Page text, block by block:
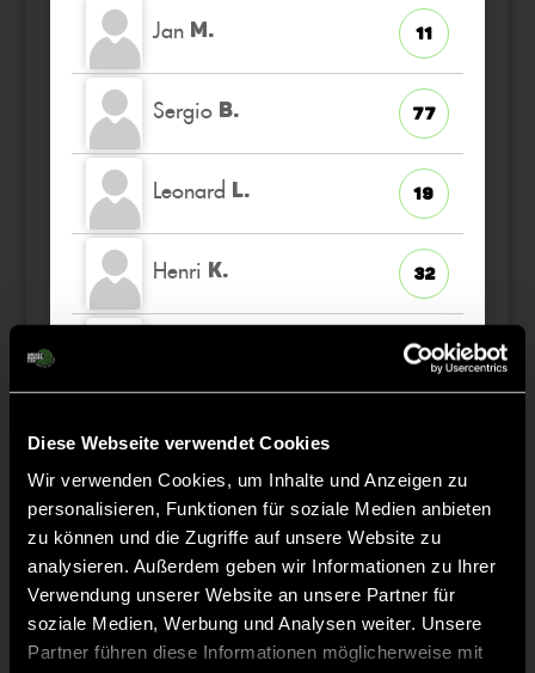
Diese Webseite verwendet Cookies
Wir verwenden Cookies, um Inhalte und Anzeigen zu
personalisieren, Funktionen für soziale Medien anbieten
zu können und die Zugriffe auf unsere Website zu
analysieren. Außerdem geben wir Informationen zu Ihrer
Verwendung unserer Website an unsere Partner für
soziale Medien, Werbung und Analysen weiter. Unsere
Partner führen diese Informationen möglicherweise mit
Jan M. 11
Sergio B. 77
Leonard L. 19
Henri K. 32
34
Staff
Magnus ESSER